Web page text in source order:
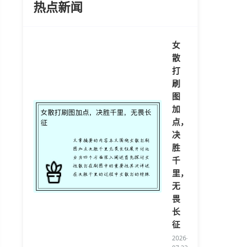
热点新闻
女
散
打
刷
图
加
点，
决
胜
千
里，
无
畏
长
征
2026-08-06